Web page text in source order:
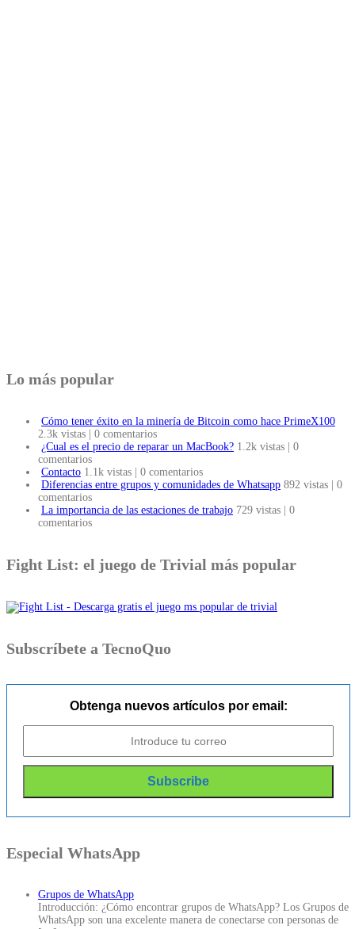
Lo más popular
Cómo tener éxito en la minería de Bitcoin como hace PrimeX100
2.3k vistas
0 comentarios
¿Cual es el precio de reparar un MacBook? 1.2k vistas
0
comentarios
Contacto 1.1k vistas
0 comentarios
Diferencias entre grupos y comunidades de Whatsapp 892 vistas
0
comentarios
La importancia de las estaciones de trabajo 729 vistas
0
comentarios
Fight List: el juego de Trivial más popular
Subscríbete a TecnoQuo
Obtenga nuevos artículos por email:
Especial WhatsApp
Grupos de WhatsApp
Introducción: ¿Cómo encontrar grupos de WhatsApp? Los Grupos de
WhatsApp son una excelente manera de conectarse con personas de